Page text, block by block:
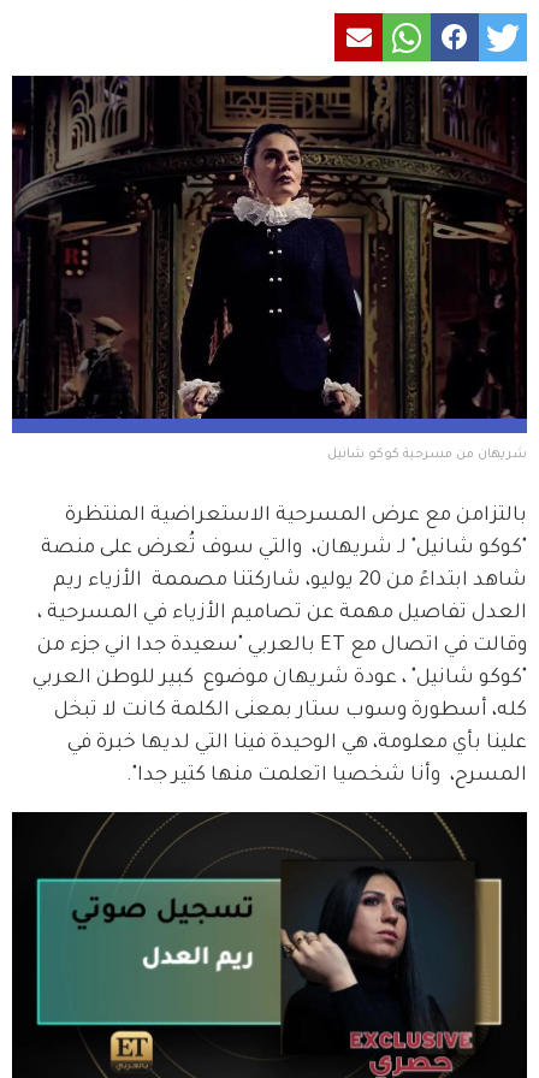
شريهان من مسرحية كوكو شانيل
بالتزامن مع عرض المسرحية الاستعراضية المنتظرة
"كوكو شانيل" لـ شريهان،  والتي سوف تُعرض على منصة
شاهد ابتداءً من 20 يوليو، شاركتنا مصممة  الأزياء ريم
العدل تفاصيل مهمة عن تصاميم الأزياء في المسرحية ،
وقالت في اتصال مع ET بالعربي "سعيدة جدا اني جزء من
"كوكو شانيل" ، عودة شريهان موضوع  كبير للوطن العربي
كله، أسطورة وسوب ستار بمعنى الكلمة كانت لا تبخل
علينا بأي معلومة، هي الوحيدة فينا التي لديها خبرة في
المسرح،  وأنا شخصيا اتعلمت منها كتير جدا".